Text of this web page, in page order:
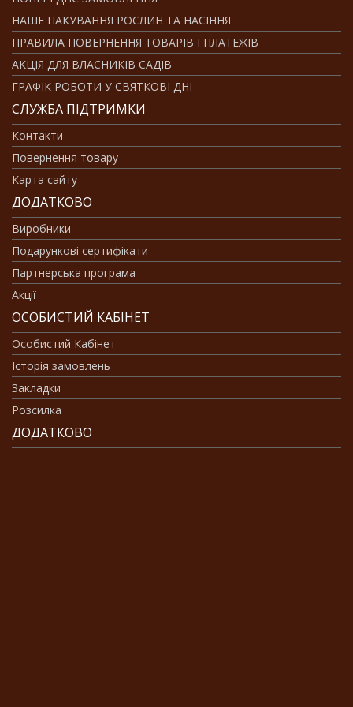
НАШЕ ПАКУВАННЯ РОСЛИН ТА НАСІННЯ
ПРАВИЛА ПОВЕРНЕННЯ ТОВАРІВ І ПЛАТЕЖІВ
АКЦІЯ ДЛЯ ВЛАСНИКІВ САДІВ
ГРАФІК РОБОТИ У СВЯТКОВІ ДНІ
СЛУЖБА ПІДТРИМКИ
Контакти
Повернення товару
Карта сайту
ДОДАТКОВО
Виробники
Подарункові сертифікати
Партнерська програма
Акції
ОСОБИСТИЙ КАБІНЕТ
Особистий Кабінет
Історія замовлень
Закладки
Розсилка
ДОДАТКОВО